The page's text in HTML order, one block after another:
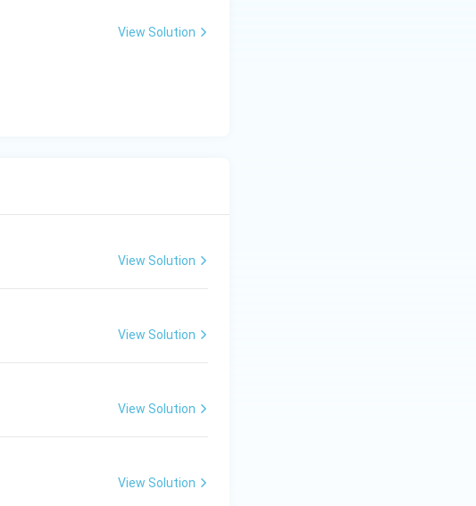
View Solution
View Solution
View Solution
View Solution
View Solution